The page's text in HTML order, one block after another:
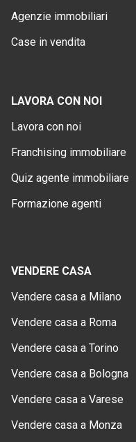
Agenzie immobiliari
Case in vendita
LAVORA CON NOI
Lavora con noi
Franchising immobiliare
Quiz agente immobiliare
Formazione agenti
VENDERE CASA
Vendere casa a Milano
Vendere casa a Roma
Vendere casa a Torino
Vendere casa a Bologna
Vendere casa a Varese
Vendere casa a Monza